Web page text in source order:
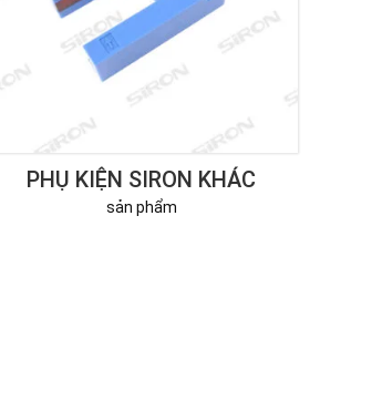
PHỤ KIỆN SIRON KHÁC
sản phẩm